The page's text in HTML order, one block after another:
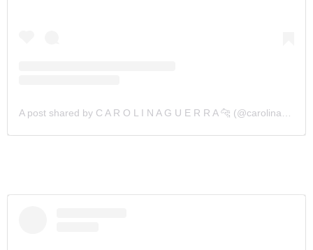
A post shared by C A R O L I N A G U E R R A 🐆 (@carolinaguerrazz)